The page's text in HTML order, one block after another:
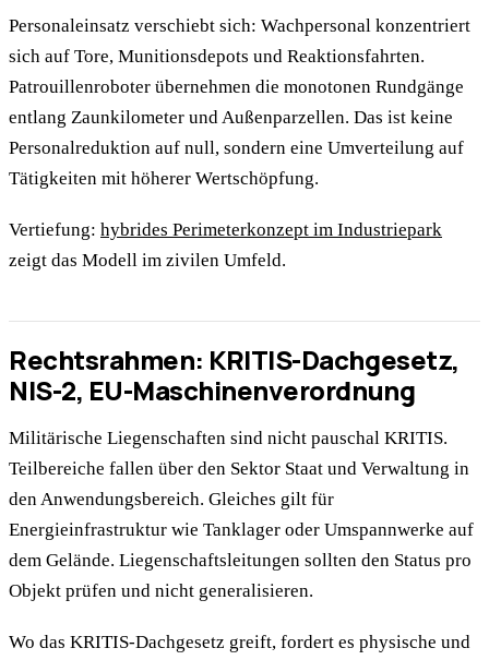
Personaleinsatz verschiebt sich: Wachpersonal konzentriert
sich auf Tore, Munitionsdepots und Reaktionsfahrten.
Patrouillenroboter übernehmen die monotonen Rundgänge
entlang Zaunkilometer und Außenparzellen. Das ist keine
Personalreduktion auf null, sondern eine Umverteilung auf
Tätigkeiten mit höherer Wertschöpfung.
Vertiefung: hybrides Perimeterkonzept im Industriepark
zeigt das Modell im zivilen Umfeld.
Rechtsrahmen: KRITIS-Dachgesetz,
NIS-2, EU-Maschinenverordnung
Militärische Liegenschaften sind nicht pauschal KRITIS.
Teilbereiche fallen über den Sektor Staat und Verwaltung in
den Anwendungsbereich. Gleiches gilt für
Energieinfrastruktur wie Tanklager oder Umspannwerke auf
dem Gelände. Liegenschaftsleitungen sollten den Status pro
Objekt prüfen und nicht generalisieren.
Wo das KRITIS-Dachgesetz greift, fordert es physische und